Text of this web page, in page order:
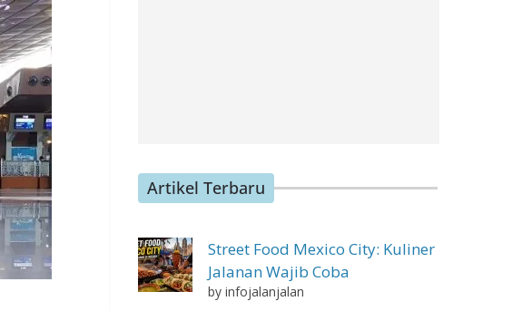
Artikel Terbaru
Street Food Mexico City: Kuliner
Jalanan Wajib Coba
by infojalanjalan